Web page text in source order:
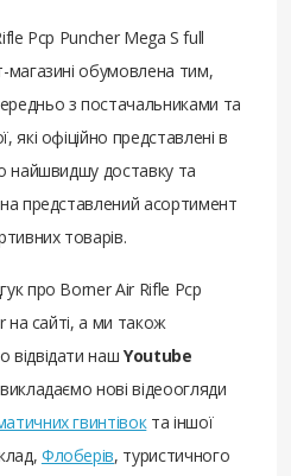
Pcp Puncher Mega S full
магазині обумовлена ​​тим,
з постачальниками та
офіційно представлені в
найшвидшу доставку та
представлений асортимент
товарів.
про Borner Air Rifle Pcp
на сайті, а ми також
відвідати нашYoutube
нові відеоогляди
гвинтівокта іншої
Флоберів, туристичного